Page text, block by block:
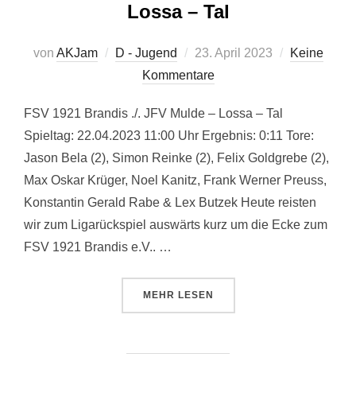
Lossa – Tal
von AKJam D - Jugend
Veröffentlicht
am
23. April 2023
Keine
Kommentare
FSV 1921 Brandis ./. JFV Mulde – Lossa – Tal
Spieltag: 22.04.2023 11:00 Uhr Ergebnis: 0:11 Tore:
Jason Bela (2), Simon Reinke (2), Felix Goldgrebe (2),
Max Oskar Krüger, Noel Kanitz, Frank Werner Preuss,
Konstantin Gerald Rabe & Lex Butzek Heute reisten
wir zum Ligarückspiel auswärts kurz um die Ecke zum
FSV 1921 Brandis e.V.. …
MEHR ÜBER „FSV 1921 BRANDIS ./.
LESEN